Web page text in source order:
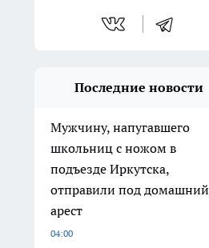
Последние новости
Мужчину, напугавшего
школьниц с ножом в
подъезде Иркутска,
отправили под домашний
арест
04:00